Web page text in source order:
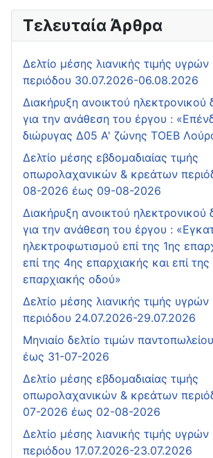
Τελευταία Άρθρα
Δελτίο μέσης λιανικής τιμής
περιόδου 30.07.2026-06.08.2026
Διακήρυξη ανοικτού ηλεκτρονικού
για την ανάθεση του έργου :
διώρυγας Δ05 Α' ζώνης ΤΟΕΒ
Δελτίο μέσης εβδομαδιαίας τιμής
οπωρολαχανικών & κρεάτων
08-2026 έως 09-08-2026
Διακήρυξη ανοικτού ηλεκτρονικού
για την ανάθεση του έργου :
ηλεκτροφωτισμού επί της 1ης
επί της 4ης επαρχιακής και επί της
επαρχιακής οδού»
Δελτίο μέσης λιανικής τιμής
περιόδου 24.07.2026-29.07.2026
Μηνιαίο δελτίο τιμών
έως 31-07-2026
Δελτίο μέσης εβδομαδιαίας τιμής
οπωρολαχανικών & κρεάτων
07-2026 έως 02-08-2026
Δελτίο μέσης λιανικής τιμής
περιόδου 17.07.2026-23.07.2026